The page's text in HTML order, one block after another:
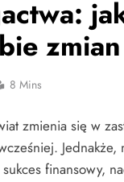
8 Mins
zmienia się w
finansowy,